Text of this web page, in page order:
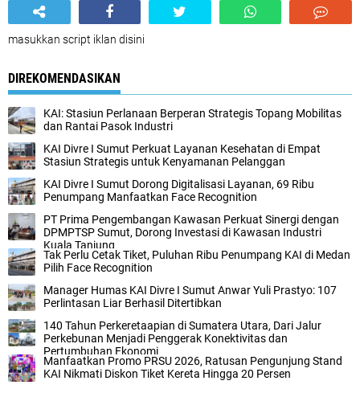
masukkan script iklan disini
DIREKOMENDASIKAN
KAI: Stasiun Perlanaan Berperan Strategis Topang Mobilitas
dan Rantai Pasok Industri
KAI Divre I Sumut Perkuat Layanan Kesehatan di Empat
Stasiun Strategis untuk Kenyamanan Pelanggan
KAI Divre I Sumut Dorong Digitalisasi Layanan, 69 Ribu
Penumpang Manfaatkan Face Recognition
PT Prima Pengembangan Kawasan Perkuat Sinergi dengan
DPMPTSP Sumut, Dorong Investasi di Kawasan Industri
Kuala Tanjung
Tak Perlu Cetak Tiket, Puluhan Ribu Penumpang KAI di Medan
Pilih Face Recognition
Manager Humas KAI Divre I Sumut Anwar Yuli Prastyo: 107
Perlintasan Liar Berhasil Ditertibkan
140 Tahun Perkeretaapian di Sumatera Utara, Dari Jalur
Perkebunan Menjadi Penggerak Konektivitas dan
Pertumbuhan Ekonomi
Manfaatkan Promo PRSU 2026, Ratusan Pengunjung Stand
KAI Nikmati Diskon Tiket Kereta Hingga 20 Persen